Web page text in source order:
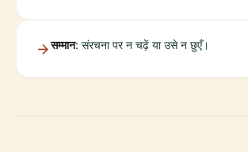
सम्मान: संरचना पर न चढ़ें या उसे न छुएँ।